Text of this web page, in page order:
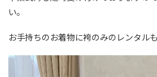
い。
お手持ちのお着物に袴のみのレンタル